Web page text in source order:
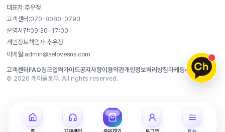
대표자:추유정
고객센터:070-8080-0793
운영시간:09:30~17:00
개인정보책임자:추유정
이메일:admin@selovesns.com
고객센터 FAQ링크입력가이드공지사항이용약관개인정보처리방침마케팅수신동의
© 2026 케이플로우. All rights reserved.